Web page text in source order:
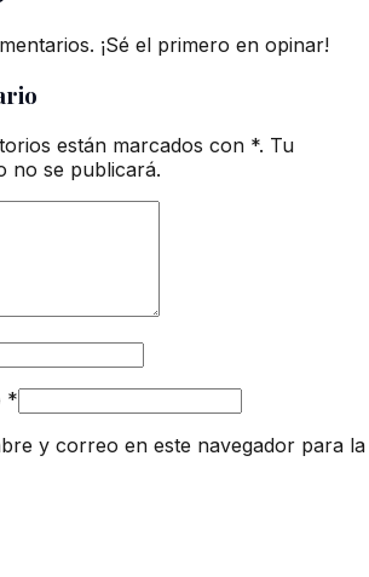
¡Sé el primero en opinar!
están marcados con *. Tu
no se publicará.
*
y correo en este navegador para la